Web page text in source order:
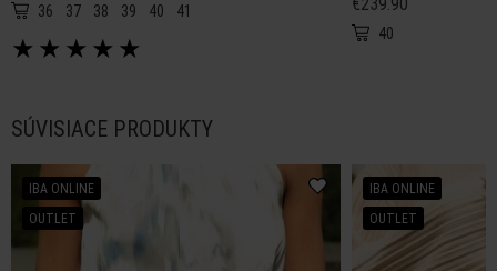
36 37 38 39 40 41
★ ★ ★ ★ ★ 40
SÚVISIACE PRODUKTY
IBA ONLINE
OUTLET
IBA ONLINE
OUTLET